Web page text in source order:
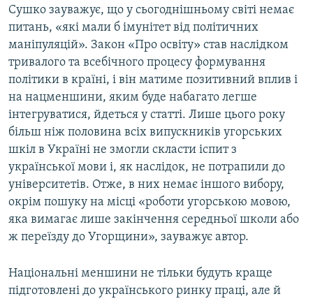
Сушко зауважує, що у сьогоднішньому світі немає
питань, «які мали б імунітет від політичних
маніпуляцій». Закон «Про освіту» став наслідком
тривалого та всебічного процесу формування
політики в країні, і він матиме позитивний вплив і
на нацменшини, яким буде набагато легше
інтегруватися, йдеться у статті. Лише цього року
більш ніж половина всіх випускників угорських
шкіл в Україні не змогли скласти іспит з
української мови і, як наслідок, не потрапили до
університетів. Отже, в них немає іншого вибору,
окрім пошуку на місці «роботи угорською мовою,
яка вимагає лише закінчення середньої школи або
ж переїзду до Угорщини», зауважує автор.
Національні меншини не тільки будуть краще
підготовлені до українського ринку праці, але й